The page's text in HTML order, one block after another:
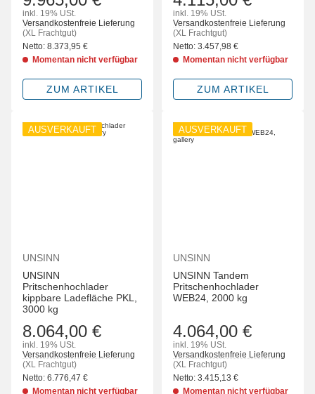
inkl. 19% USt.
Versandkostenfreie Lieferung
(XL Frachtgut)
Netto: 8.373,95 €
Momentan nicht verfügbar
ZUM ARTIKEL
inkl. 19% USt.
Versandkostenfreie Lieferung
(XL Frachtgut)
Netto: 3.457,98 €
Momentan nicht verfügbar
ZUM ARTIKEL
AUSVERKAUFT
UNSINN
UNSINN
Pritschenhochlader
kippbare Ladefläche PKL,
3000 kg
8.064,00 €
inkl. 19% USt.
Versandkostenfreie Lieferung
(XL Frachtgut)
Netto: 6.776,47 €
Momentan nicht verfügbar
AUSVERKAUFT
UNSINN
UNSINN Tandem
Pritschenhochlader
WEB24, 2000 kg
4.064,00 €
inkl. 19% USt.
Versandkostenfreie Lieferung
(XL Frachtgut)
Netto: 3.415,13 €
Momentan nicht verfügbar